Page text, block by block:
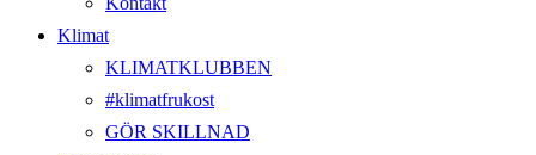
Klimat
KLIMATKLUBBEN
#klimatfrukost
GÖR SKILLNAD